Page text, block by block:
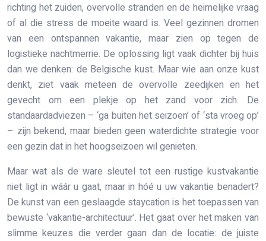
richting het zuiden, overvolle stranden en de heimelijke vraag
of al die stress de moeite waard is. Veel gezinnen dromen
van een ontspannen vakantie, maar zien op tegen de
logistieke nachtmerrie. De oplossing ligt vaak dichter bij huis
dan we denken: de Belgische kust. Maar wie aan onze kust
denkt, ziet vaak meteen de overvolle zeedijken en het
gevecht om een plekje op het zand voor zich. De
standaardadviezen – ‘ga buiten het seizoen’ of ‘sta vroeg op’
– zijn bekend, maar bieden geen waterdichte strategie voor
een gezin dat in het hoogseizoen wil genieten.
Maar wat als de ware sleutel tot een rustige kustvakantie
niet ligt in wáár u gaat, maar in hóé u uw vakantie benadert?
De kunst van een geslaagde staycation is het toepassen van
bewuste ‘vakantie-architectuur’. Het gaat over het maken van
slimme keuzes die verder gaan dan de locatie: de juiste